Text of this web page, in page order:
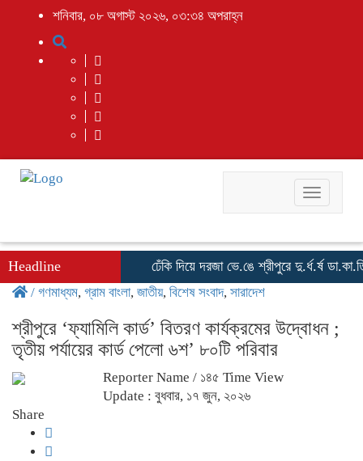
শনিবার, ০৮ অগাস্ট ২০২৬, ০৩:৩৪ অপরাহ্ন
Toggle
Headline ঢেঁকি দিয়ে দরজা ভে.ঙে শ্রীপুরে দু.র্ধ.র্ষ
/ গণমাধ্যম, গ্রাম বাংলা, জাতীয়, বিশেষ সংবাদ, সারাদেশ
​শ্রীপুরে ‘ফ্যামিলি কার্ড’ বিতরণ কার্যক্রমের উদ্বোধন ;
তৃতীয় পর্যায়ের কার্ড পেলো ৬শ’ ৮০টি পরিবার
Reporter Name / ১৪৫ Time View
Update : বুধবার, ১৭ জুন, ২০২৬
Share